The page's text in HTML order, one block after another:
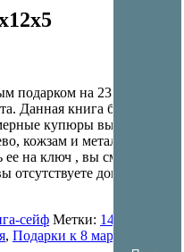
подарком на 23 февраля,
Данная книга большого
купюры выполнена
кожзам и металл).
на ключ , вы сможете не
отсутствуете дома.
сейф Метки: 14 февраля
, Подарки к 8 марта